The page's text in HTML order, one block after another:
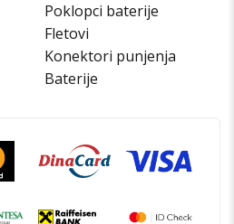
Poklopci baterije
Fletovi
Konektori punjenja
Baterije